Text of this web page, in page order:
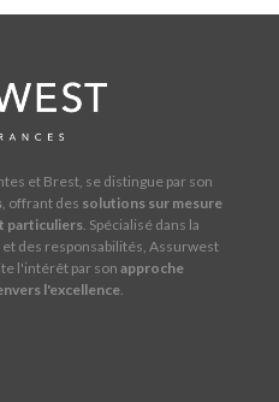
et Brest, se distingue par son
, offrant des solutions sur mesure
particuliers . Spécialisé dans la
des responsabilités, Assurwest
l'intérêt par sonapproche
l'excellence